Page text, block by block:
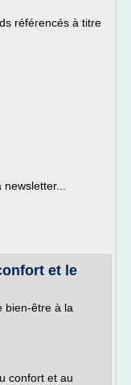
référencés à titre
et le
bien-être à la
confort et au